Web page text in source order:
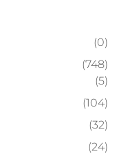
(0)
(748)
(5)
(104)
(32)
(24)